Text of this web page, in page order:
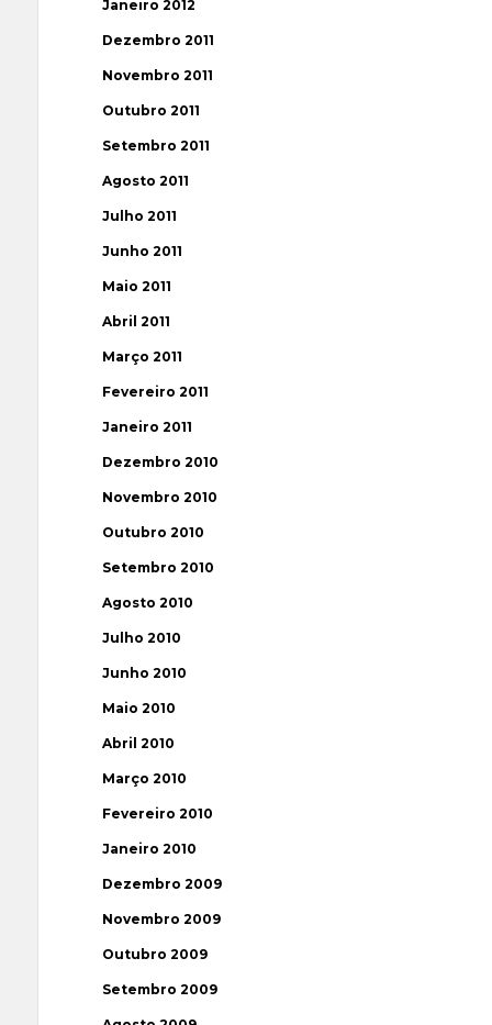
Janeiro 2012
Dezembro 2011
Novembro 2011
Outubro 2011
Setembro 2011
Agosto 2011
Julho 2011
Junho 2011
Maio 2011
Abril 2011
Março 2011
Fevereiro 2011
Janeiro 2011
Dezembro 2010
Novembro 2010
Outubro 2010
Setembro 2010
Agosto 2010
Julho 2010
Junho 2010
Maio 2010
Abril 2010
Março 2010
Fevereiro 2010
Janeiro 2010
Dezembro 2009
Novembro 2009
Outubro 2009
Setembro 2009